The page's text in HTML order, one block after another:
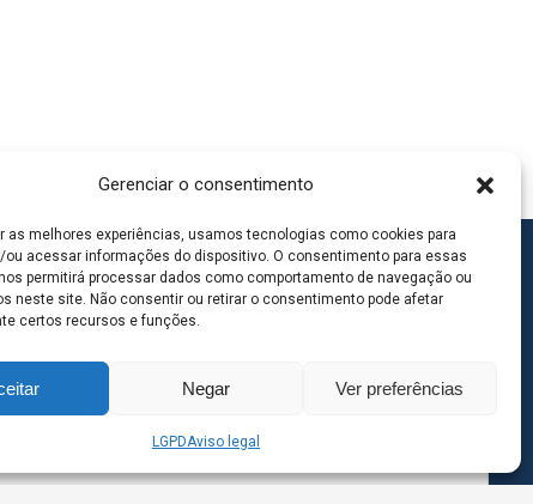
Gerenciar o consentimento
as melhores experiências, usamos tecnologias como cookies para
ou acessar informações do dispositivo. O consentimento para essas
permitirá processar dados como comportamento de navegação ou
neste site. Não consentir ou retirar o consentimento pode afetar
certos recursos e funções.
Negar Ver preferências
LGPDAviso legal